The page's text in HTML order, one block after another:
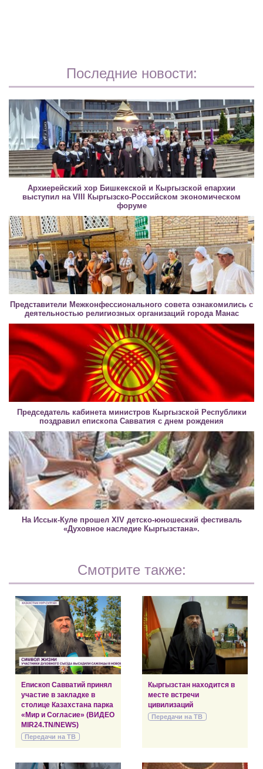
Последние новости:
Архиерейский хор Бишкекской и Кыргызской епархии
выступил на VIII Кыргызско-Российском экономическом
форуме
Представители Межконфессионального совета ознакомились с
деятельностью религиозных организаций города Манас
Председатель кабинета министров Кыргызской Республики
поздравил епископа Савватия с днем рождения
На Иссык-Куле прошел XIV детско-юношеский фестиваль
«Духовное наследие Кыргызстана».
Смотрите также:
Епископ Савватий принял
участие в закладке в
столице Казахстана парка
«Мир и Согласие» (ВИДЕО
MIR24.TN/NEWS)
Передачи на ТВ
Кыргызстан находится в
месте встречи
цивилизаций
Передачи на ТВ